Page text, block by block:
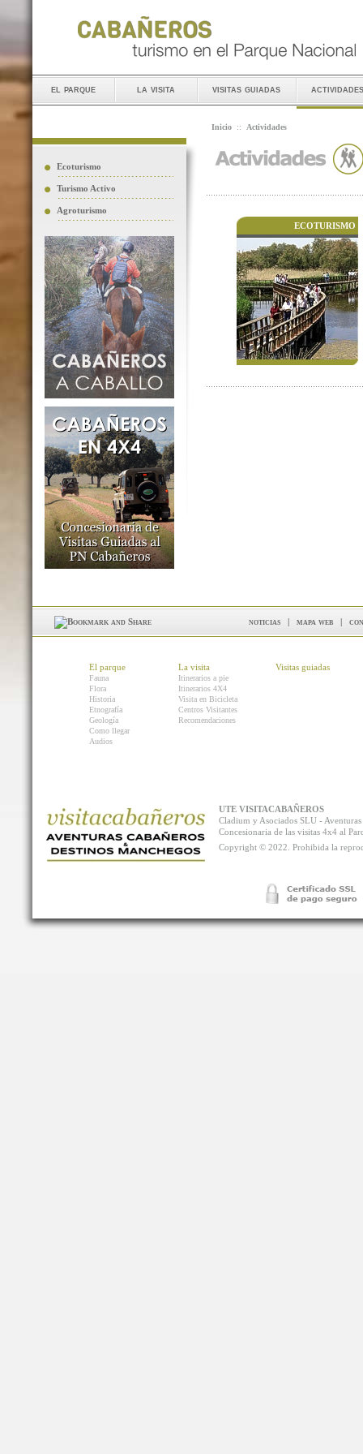
el parque la visita visitas guiadas actividades
Ecoturismo
Turismo Activo
Agroturismo
Inicio :: Actividades
ECOTURISMO
noticias | mapa web |
El parque
Fauna
Flora
Historia
Etnografía
Geología
Como llegar
Audios
La visita
Itinerarios a pie
Itinerarios 4X4
Visita en Bicicleta
Centros Visitantes
Recomendaciones
Visitas guiadas
UTE VISITACABAÑEROS
Cladium y Asociados SLU -
Concesionaria de las visitas 4x4 al
Copyright © 2022. Prohibida la